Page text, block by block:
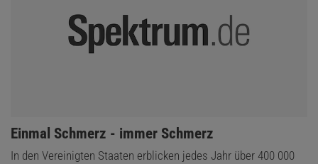
:Einmal Schmerz - immer Schmerz
In den Vereinigten Staaten erblicken jedes Jahr über 400 000